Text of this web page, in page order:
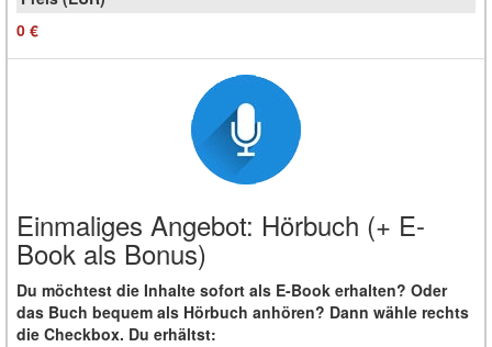
0 €
Einmaliges Angebot: Hörbuch (+ E-
Book als Bonus)
Du möchtest die Inhalte sofort als E-Book erhalten? Oder
das Buch bequem als Hörbuch anhören? Dann wähle rechts
die Checkbox. Du erhältst: